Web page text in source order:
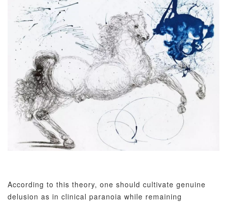
According to this theory, one should cultivate genuine
delusion as in clinical paranoia while remaining